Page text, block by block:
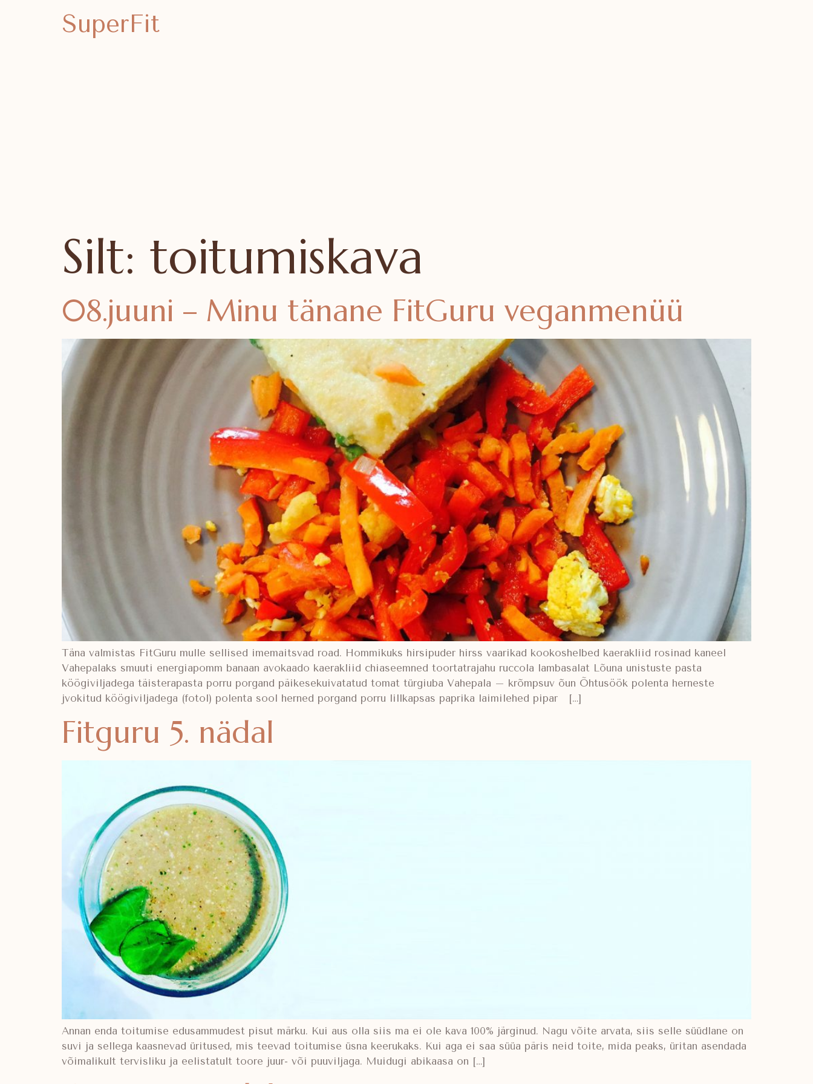
SuperFit
Silt: toitumiskava
08.juuni – Minu tänane FitGuru veganmenüü
Täna valmistas FitGuru mulle sellised imemaitsvad road. Hommikuks hirsipuder hirss vaarikad kookoshelbed kaerakliid rosinad kaneel
Vahepalaks smuuti energiapomm banaan avokaado kaerakliid chiaseemned toortatrajahu ruccola lambasalat Lõuna unistuste pasta
köögiviljadega täisterapasta porru porgand päikesekuivatatud tomat türgiuba Vahepala – krõmpsuv õun Õhtusöök polenta herneste
jvokitud köögiviljadega (fotol) polenta sool herned porgand porru lillkapsas paprika laimilehed pipar […]
Fitguru 5. nädal
Annan enda toitumise edusammudest pisut märku. Kui aus olla siis ma ei ole kava 100% järginud. Nagu võite arvata, siis selle süüdlane on
suvi ja sellega kaasnevad üritused, mis teevad toitumise üsna keerukaks. Kui aga ei saa süüa päris neid toite, mida peaks, üritan asendada
võimalikult tervisliku ja eelistatult toore juur- või puuviljaga. Muidugi abikaasa on […]